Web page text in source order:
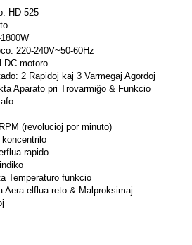
HD-525
220-240V~50-60Hz
motoro
2 Rapidoj kaj 3 Varmegaj Agordoj
Aparato pri Trovarmiĝo & Funkcio
(revolucioj por minuto)
rapido
Temperaturo funkcio
Aera elflua reto & Malproksimaj